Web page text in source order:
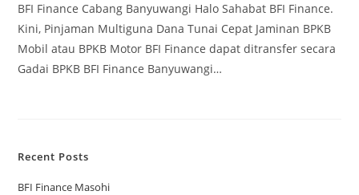
BFI Finance Cabang Banyuwangi Halo Sahabat BFI Finance.
Kini, Pinjaman Multiguna Dana Tunai Cepat Jaminan BPKB
Mobil atau BPKB Motor BFI Finance dapat ditransfer secara
Gadai BPKB BFI Finance Banyuwangi…
Recent Posts
BFI Finance Masohi